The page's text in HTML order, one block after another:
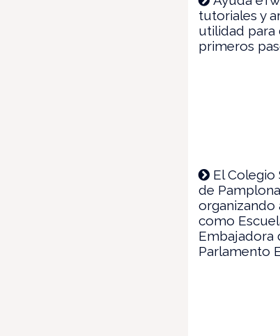
tutoriales y
utilidad para
primeros
El Colegio
de
organizando
como
Embajadora
Parlamento